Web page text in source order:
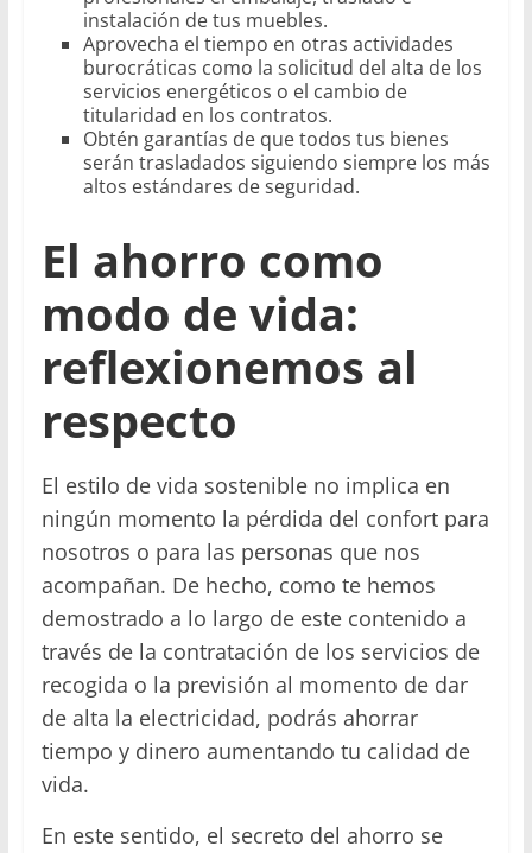
instalación de tus muebles.
Aprovecha el tiempo en otras actividades
burocráticas como la solicitud del alta de los
servicios energéticos o el cambio de
titularidad en los contratos.
Obtén garantías de que todos tus bienes
serán trasladados siguiendo siempre los más
altos estándares de seguridad.
El ahorro como
modo de vida:
reflexionemos al
respecto
El estilo de vida sostenible no implica en
ningún momento la pérdida del confort para
nosotros o para las personas que nos
acompañan. De hecho, como te hemos
demostrado a lo largo de este contenido a
través de la contratación de los servicios de
recogida o la previsión al momento de dar
de alta la electricidad, podrás ahorrar
tiempo y dinero aumentando tu calidad de
vida.
En este sentido, el secreto del ahorro se